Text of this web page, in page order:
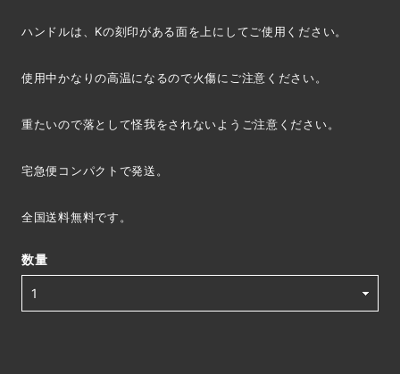
ハンドルは、Kの刻印がある面を上にしてご使用ください。
使用中かなりの高温になるので火傷にご注意ください。
重たいので落として怪我をされないようご注意ください。
宅急便コンパクトで発送。
全国送料無料です。
数量